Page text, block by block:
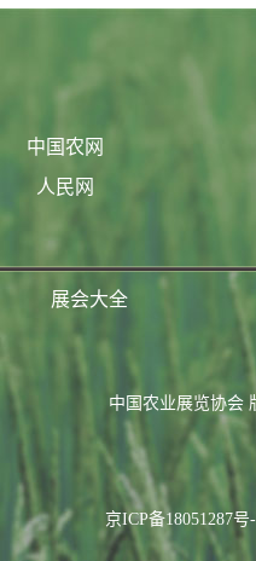
中国农网
人民网
展会大全
中国农业展览协会
京ICP备18051287号